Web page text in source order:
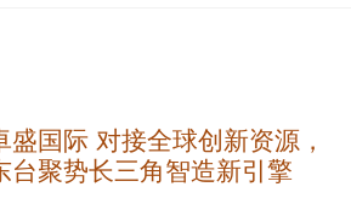
盛国际 对接全球创新资源，
台聚势长三角智造新引擎